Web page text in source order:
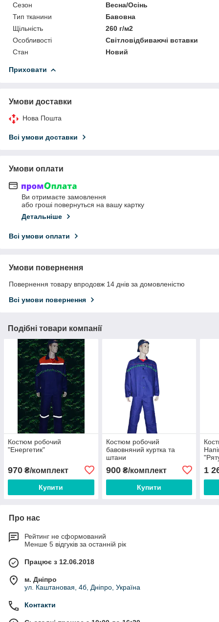
Сезон
Весна/Осінь
Тип тканини
Бавовна
Щільність
260 г/м2
Особливості
Світловідбиваючі вставки
Стан
Новий
Приховати
Умови доставки
Нова Пошта
Всі умови доставки
Умови оплати
Ви отримаєте замовлення
або гроші повернуться на вашу картку
Детальніше
Всі умови оплати
Умови повернення
Повернення товару впродовж 14 днів за домовленістю
Всі умови повернення
Подібні товари компанії
Костюм робочий
"Енергетик"
970 ₴/комплект
Купити
Костюм робочий
бавовняний куртка та
штани
900₴/комплект
Купити
1
Про нас
Рейтинг не сформований
Менше 5 відгуків за останній рік
Працює з 12.06.2018
м. Дніпро
ул. Каштановая, 4б, Дніпро, Україна
Контакти